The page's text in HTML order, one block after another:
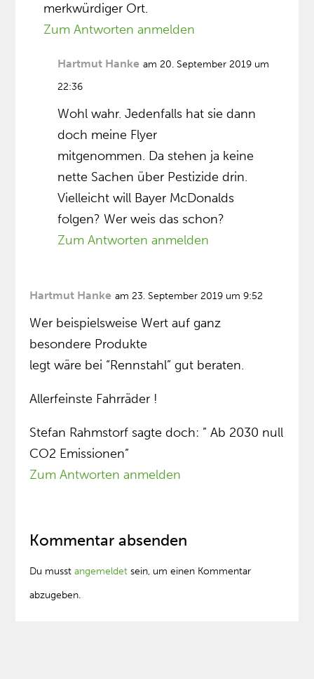
merkwürdiger Ort.
Zum Antworten anmelden
Hartmut Hanke am 20. September 2019 um
22:36
Wohl wahr. Jedenfalls hat sie dann
doch meine Flyer
mitgenommen. Da stehen ja keine
nette Sachen über Pestizide drin.
Vielleicht will Bayer McDonalds
folgen? Wer weis das schon?
Zum Antworten anmelden
Hartmut Hanke am 23. September 2019 um 9:52
Wer beispielsweise Wert auf ganz
besondere Produkte
legt wäre bei “Rennstahl” gut beraten.
Allerfeinste Fahrräder !
Stefan Rahmstorf sagte doch: ” Ab 2030 null
CO2 Emissionen”
Zum Antworten anmelden
Kommentar absenden
Du musstangemeldet sein, um einen Kommentar
abzugeben.